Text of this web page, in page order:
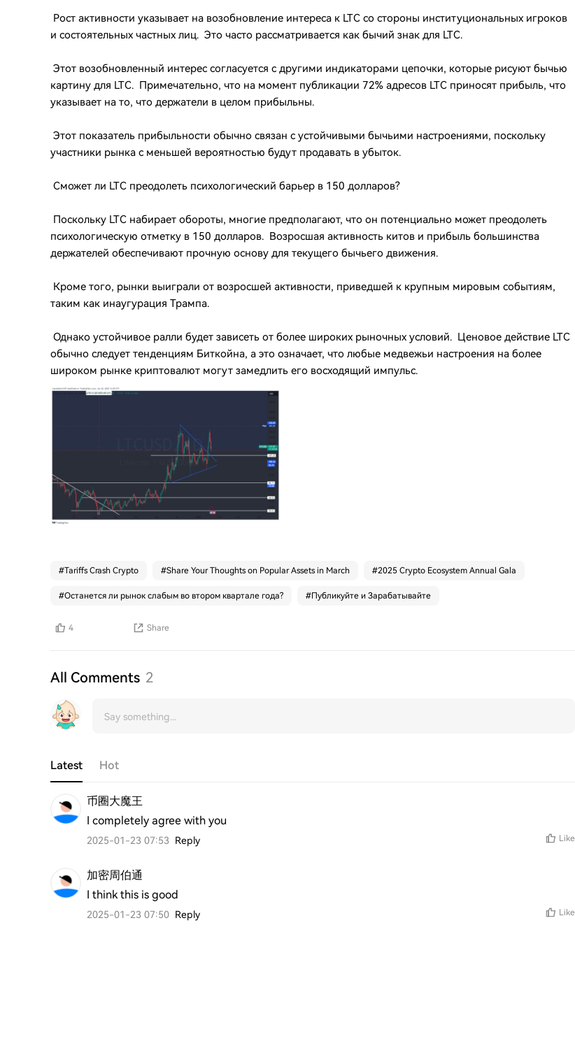
Рост активности указывает на возобновление интереса к LTC со стороны институциональных игроков
и состоятельных частных лиц. Это часто рассматривается как бычий знак для LTC.
Этот возобновленный интерес согласуется с другими индикаторами цепочки, которые рисуют бычью
картину для LTC. Примечательно, что на момент публикации 72% адресов LTC приносят прибыль, что
указывает на то, что держатели в целом прибыльны.
Этот показатель прибыльности обычно связан с устойчивыми бычьими настроениями, поскольку
участники рынка с меньшей вероятностью будут продавать в убыток.
Сможет ли LTC преодолеть психологический барьер в 150 долларов?
Поскольку LTC набирает обороты, многие предполагают, что он потенциально может преодолеть
психологическую отметку в 150 долларов. Возросшая активность китов и прибыль большинства
держателей обеспечивают прочную основу для текущего бычьего движения.
Кроме того, рынки выиграли от возросшей активности, приведшей к крупным мировым событиям,
таким как инаугурация Трампа.
Однако устойчивое ралли будет зависеть от более широких рыночных условий. Ценовое действие LTC
обычно следует тенденциям Биткойна, а это означает, что любые медвежьи настроения на более
широком рынке криптовалют могут замедлить его восходящий импульс.
#Tariffs Crash Crypto #Share Your Thoughts on Popular Assets in March #2025 Crypto Ecosystem Annual Gala
#Останется ли рынок слабым во втором квартале года? #Публикуйте и Зарабатывайте
4 Share
All Comments 2
Latest Hot
币圈大魔王
I completely agree with you
2025-01-23 07:53 Reply Like
加密周伯通
I think this is good
2025-01-23 07:50 Reply Like